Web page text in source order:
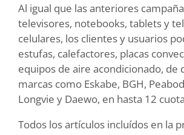
Al igual que las anteriores
televisores, notebooks, tablets y
celulares, los clientes y usuarios
estufas, calefactores, placas
equipos de aire acondicionado, de
marcas como Eskabe, BGH,
Longvie y Daewo, en hasta 12
Todos los artículos incluídos en la